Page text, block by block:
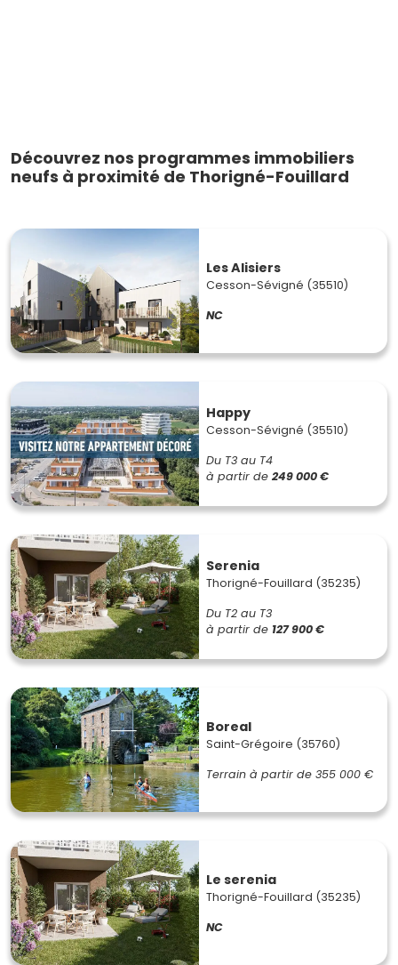
Découvrez nos programmes immobiliers
neufs à proximité de Thorigné-Fouillard
Les Alisiers
Cesson-Sévigné (35510)
NC
Happy
Cesson-Sévigné (35510)
Du T3 au T4
à partir de 249 000 €
Serenia
Thorigné-Fouillard (35235)
Du T2 au T3
à partir de 127 900 €
Boreal
Saint-Grégoire (35760)
Terrain à partir de 355 000 €
Le serenia
Thorigné-Fouillard (35235)
NC